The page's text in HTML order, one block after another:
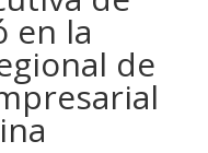
en la
de